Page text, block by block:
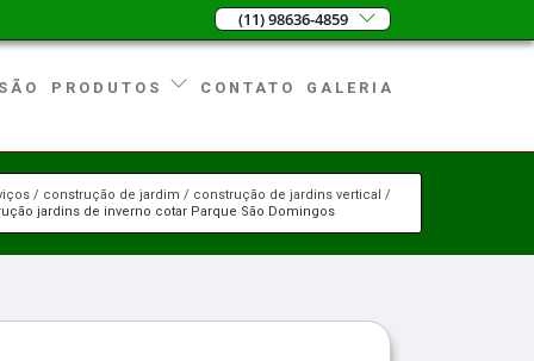
(11) 98636-4859
PRODUTOS CONTATO GALERIA
construção de jardim
construção de jardins vertical
jardins de inverno cotar Parque São Domingos